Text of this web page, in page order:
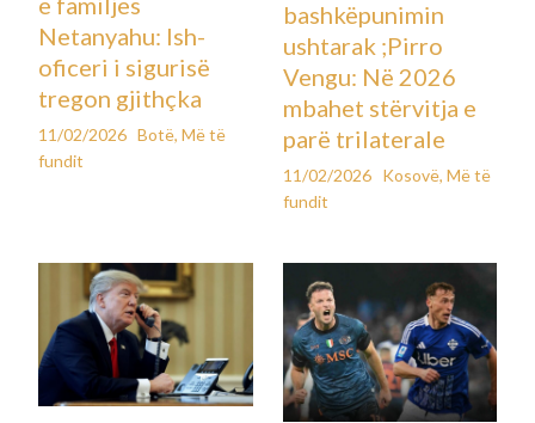
Netanyahu: Ish-
oficeri i sigurisë
tregon gjithçka
11/02/2026 Botë,Më të
fundit
bashkëpunimin
ushtarak ;Pirro
Vengu: Në 2026
mbahet stërvitja e
parë trilaterale
11/02/2026 Kosovë, Më të
fundit